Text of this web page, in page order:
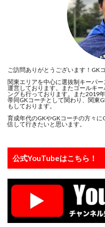
ご訪問ありがとうございます！GK
関東エリアを中心に選抜制キーパ
運営しております。またゴールキ
ングも行っております。また2019
帯同GKコーチとして関わり、関東
もしております。
育成年代のGKやGKコーチの方々
信して行きたいと思います。
公式YouTubeはこちら！
喜び 基
埼玉県 変
大宮アルディージャ
子ども
完璧主義者
小学4年生
小学6年生
山岸範宏
山形
川島永嗣
川越
心技体
怒られる
所沢
所沢ジュニアユ
日本の課題
日本サッカー協会
日